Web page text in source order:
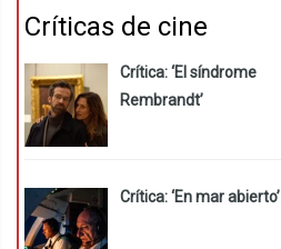
Críticas de cine
Crítica: ‘El síndrome
Rembrandt’
Crítica: ‘En mar abierto’